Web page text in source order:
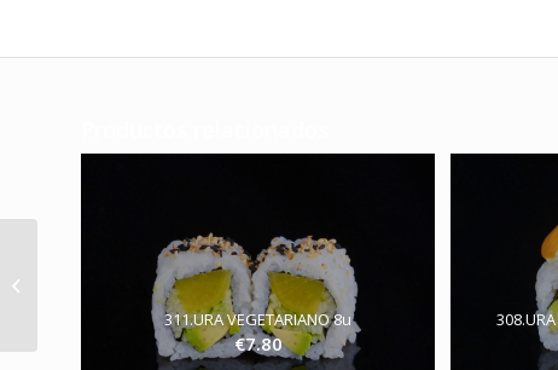
311.URA VEGETARIANO 8u
€7.80
301.URA SALMON CON